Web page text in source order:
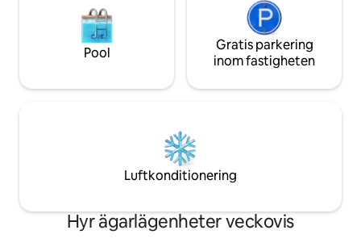
Pool
Gratis parkering
inom fastigheten
Luftkonditionering
Hyr ägarlägenheter veckovis